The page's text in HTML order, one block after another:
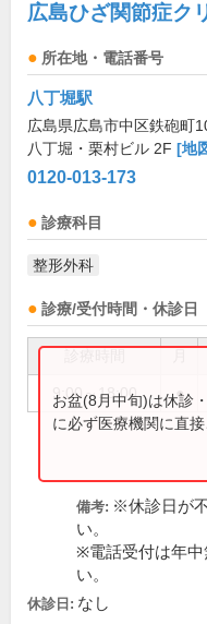
広島ひざ関節症ク
所在地・電話番号
八丁堀駅
広島県広島市中区鉄砲町
八丁堀・栗村ビル 2F [地
0120-013-173
診療科目
整形外科
診療/受付時間・休診日
9:00～18:00 ●
お盆(8月中旬)は休診
に必ず医療機関に直接
備考: ※休診日が
い。
※電話受付は年中
い。
休診日: なし